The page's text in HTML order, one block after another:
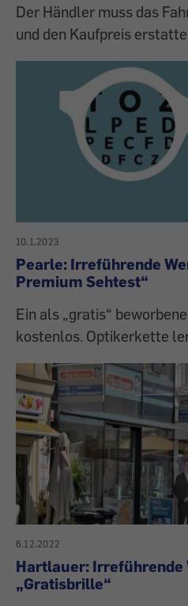
Der Händler muss das
und den Kaufpreis
10.1.2023
Pearle: Irreführende
Premium Sehtest“
Ein als „gratis“
kostenlos. Optikerkette
6.12.2022
Hartlauer: Irreführende
„Gratisbrille“